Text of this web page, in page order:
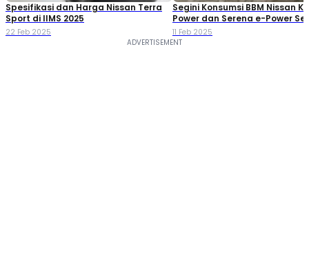
Spesifikasi dan Harga Nissan Terra
Sport di IIMS 2025
22 Feb 2025
Segini Konsumsi BBM Nissan
Power dan Serena e-Power
108 km
11 Feb 2025